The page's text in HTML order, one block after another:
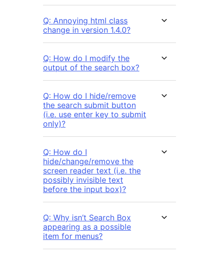
Q: Annoying html class
change in version 1.4.0?
Q: How do I modify the
output of the search box?
Q: How do I hide/remove
the search submit button
(i.e. use enter key to submit
only)?
Q: How do I
hide/change/remove the
screen reader text (i.e. the
possibly invisible text
before the input box)?
Q: Why isn’t Search Box
appearing as a possible
item for menus?